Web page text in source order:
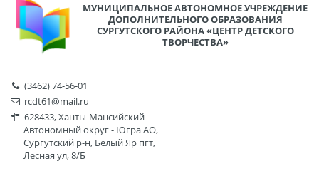
МУНИЦИПАЛЬНОЕ АВТОНОМНОЕ УЧРЕЖДЕНИЕ
ДОПОЛНИТЕЛЬНОГО ОБРАЗОВАНИЯ
СУРГУТСКОГО РАЙОНА «ЦЕНТР ДЕТСКОГО
ТВОРЧЕСТВА»
(3462) 74-56-01
rcdt61@mail.ru
628433, Ханты-Мансийский
Автономный округ - Югра АО,
Сургутский р-н, Белый Яр пгт,
Лесная ул, 8/Б